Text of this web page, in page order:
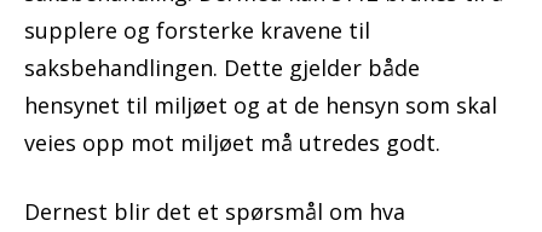
supplere og forsterke kravene til
saksbehandlingen. Dette gjelder både
hensynet til miljøet og at de hensyn som skal
veies opp mot miljøet må utredes godt.
Dernest blir det et spørsmål om hva